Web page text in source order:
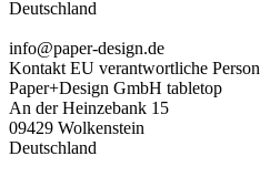
Deutschland
info@paper-design.de
Kontakt EU verantwortliche Person
Paper+Design GmbH tabletop
An der Heinzebank 15
09429 Wolkenstein
Deutschland